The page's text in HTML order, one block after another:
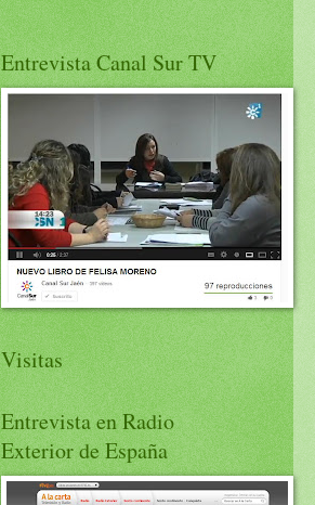
Entrevista Canal Sur TV
Visitas
Entrevista en Radio
Exterior de España